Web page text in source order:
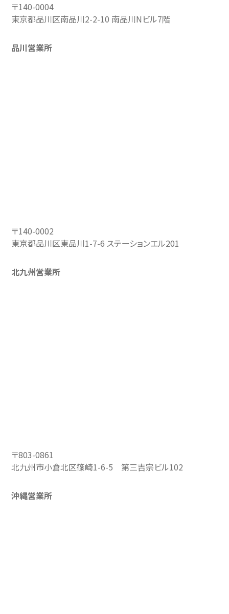
〒140-0004
東京都品川区南品川2-2-10 南品川Nビル7階
品川営業所
〒140-0002
東京都品川区東品川1-7-6 ステーションエル201
北九州営業所
〒803-0861
北九州市小倉北区篠崎1-6-5 第三吉宗ビル102
沖縄営業所